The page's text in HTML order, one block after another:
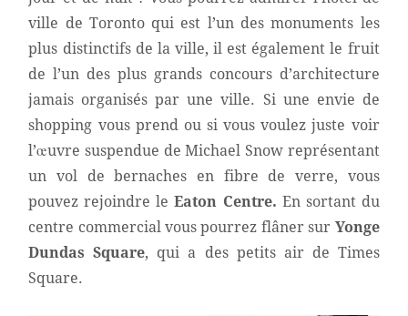
ville de Toronto qui est l’un des monuments les
plus distinctifs de la ville, il est également le fruit
de l’un des plus grands concours d’architecture
jamais organisés par une ville. Si une envie de
shopping vous prend ou si vous voulez juste voir
l’œuvre suspendue de Michael Snow représentant
un vol de bernaches en fibre de verre, vous
pouvez rejoindre leEaton Centre. En sortant du
centre commercial vous pourrez flâner sur Yonge
Dundas Square, qui a des petits air de Times
Square.